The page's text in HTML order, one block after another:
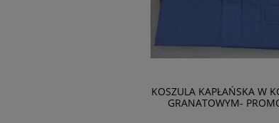
KOSZULA KAPŁAŃSKA W
GRANATOWYM-